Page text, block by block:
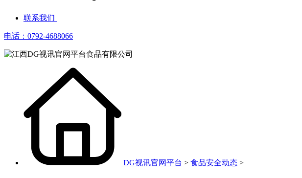
联系我们
电话：0792-4688066
DG视讯官网平台 > 食品安全动态 >